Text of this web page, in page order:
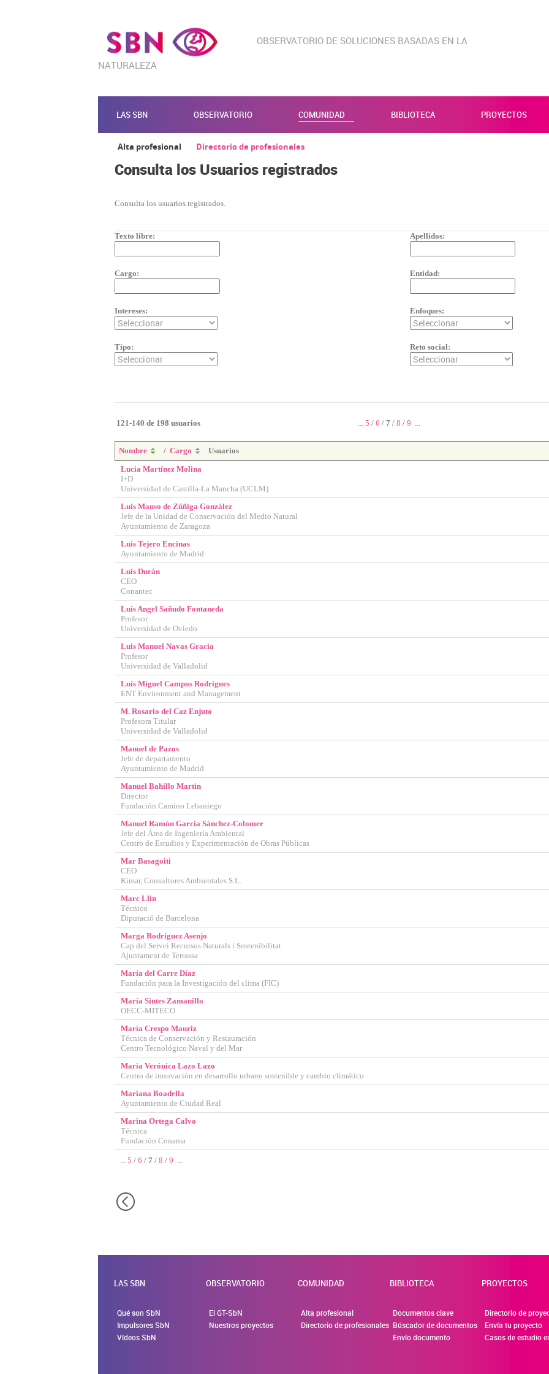
OBSERVATORIO DE SOLUCIONES BASADAS EN LA
NATURALEZA
LAS SBN OBSERVATORIO COMUNIDAD BIBLIOTECA PROYECTOS
Alta profesional Directorio de profesionales
Consulta los Usuarios registrados
Consulta los usuarios registrados.
Texto libre: Apellidos:
Cargo: Entidad:
Intereses: Enfoques:
Tipo: Reto social:
121-140 de 198 usuarios 5 / 6 / 7 / 8 / 9
Nombre / Cargo
Usuarios
Lucia Martínez Molina
I+D
Universidad de Castilla-La Mancha (UCLM)
Luis Manso de Zúñiga González
Jefe de la Unidad de Conservación del Medio Natural
Ayuntamiento de Zaragoza
Luis Tejero Encinas
Ayuntamiento de Madrid
Luis Durán
CEO
Conantec
Luis Angel Sañudo Fontaneda
Profesor
Universidad de Oviedo
Luis Manuel Navas Gracia
Profesor
Universidad de Valladolid
Luís Miguel Campos Rodrigues
ENT Environment and Management
M. Rosario del Caz Enjuto
Profesora Titular
Universidad de Valladolid
Manuel de Pazos
Jefe de departamento
Ayuntamiento de Madrid
Manuel Bahillo Martin
Director
Fundación Camino Lebaniego
Manuel Ramón García Sánchez-Colomer
Jefe del Área de Ingeniería Ambiental
Centro de Estudios y Experimentación de Obras Públicas
Mar Basagoiti
CEO
Kimar, Consultores Ambientales S.L.
Marc Llin
Técnico
Diputació de Barcelona
Marga Rodríguez Asenjo
Cap del Servei Recursos Naturals i Sostenibilitat
Ajuntament de Terrassa
María del Carre Díaz
Fundación para la Investigación del clima (FIC)
María Sintes Zamanillo
OECC-MITECO
María Crespo Mauriz
Técnica de Conservación y Restauración
Centro Tecnológico Naval y del Mar
Maria Verónica Lazo Lazo
Centro de innovación en desarrollo urbano sostenible y cambio climático
Mariana Boadella
Ayuntamiento de Ciudad Real
Marina Ortega Calvo
Técnica
Fundación Conama
5 / 6 / 7 / 8 / 9
LAS SBN
Qué son SbN
Impulsores SbN
Vídeos SbN
OBSERVATORIO
El GT-SbN
Nuestros proyectos
COMUNIDAD
Alta profesional
Directorio de profesionales
BIBLIOTECA
Documentos clave
Búscador de documentos
Envío documento
PROYECTOS
Directorio de
Envía tu proyecto
Casos de estudio
CONFIGURACIÓN DE COOKIES
Cookies necesarias
Estas cookies son necesarias para que el sitio web funcione y no se pueden desactivar en
navegador para bloquear o alertar sobre estas cookies, pero alguna áreas del sitio no
ninguna información de identificación personal.
Cookies de rendimiento
Estas cookies nos permiten contar las visitas y fuentes de tráfico para poder evaluar el
ayudan a saber qué páginas son las más o menos visitadas, y cómo los visitantes navegan por el
recogen estas cookies es agregada y, por lo tanto, es anónima.
Cookies dirigidas
Estas cookies pueden ser establecidas a través de nuestro sitio por nuestros socios publicitarios.
empresas para crear un perfil de sus intereses y mostrarle anuncios relevantes en otros sitios.
información personal, sino que se basan en la identificación única de su navegador y dispositivo
GUARDAR CONFIGURACIÓN
Puedes volver a configurar tus cookies desde la sección "Configuración de cookies" al pie de la
política de cookies